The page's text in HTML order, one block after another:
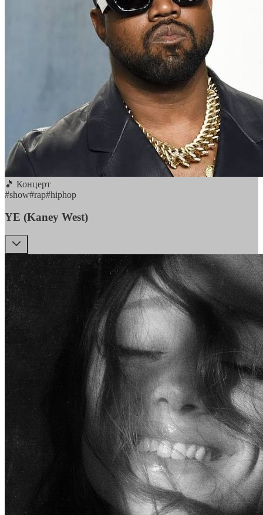
🎵 Концерт
#show#rap#hiphop
YE (Kaney West)